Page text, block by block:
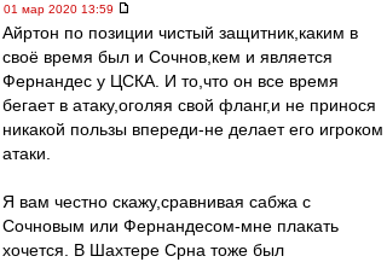
01 мар 2020 13:59
Айртон по позиции чистый защитник,каким в
своё время был и Сочнов,кем и является
Фернандес у ЦСКА. И то,что он все время
бегает в атаку,оголяя свой фланг,и не принося
никакой пользы впереди-не делает его игроком
атаки.
Я вам честно скажу,сравнивая сабжа с
Сочновым или Фернандесом-мне плакать
хочется. В Шахтере Срна тоже был